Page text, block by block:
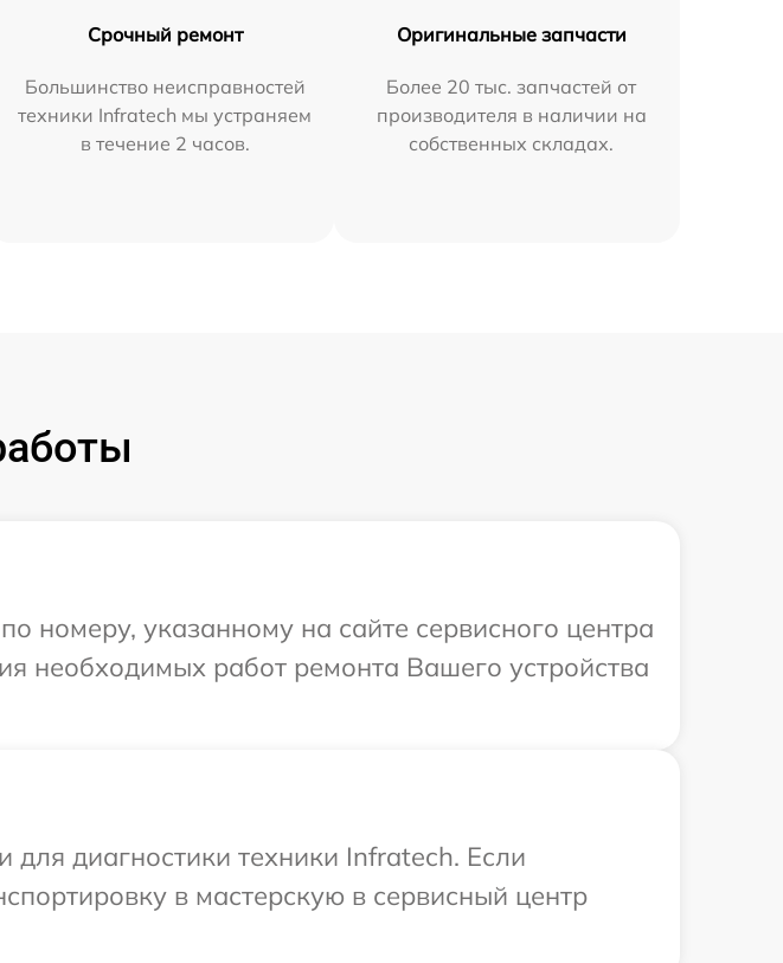
Срочный ремонт
Большинство неисправностей
техники Infratech мы устраняем
в течение 2 часов.
Оригинальные запчасти
Более 20 тыс. запчастей от
производителя в наличии на
собственных складах.
номеру, указанному на сайте сервисного центра
необходимых работ ремонта Вашего устройства
диагностики техники Infratech. Если
в мастерскую в сервисный центр